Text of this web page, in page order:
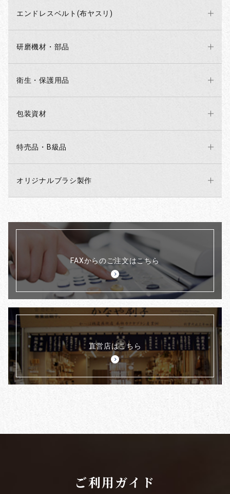
エンドレスベルト(布ヤスリ)
研磨機材・部品
衛生・保護用品
包装資材
特売品・B級品
オリジナルブラシ製作
FAXからのご注文はこちら
直営店はこちら
ご利用ガイド